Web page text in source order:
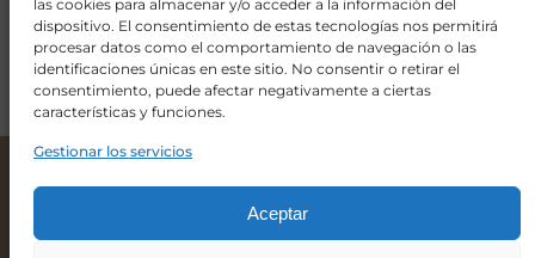
las cookies para almacenar y/o acceder a la información del
dispositivo. El consentimiento de estas tecnologías nos permitirá
procesar datos como el comportamiento de navegación o las
identificaciones únicas en este sitio. No consentir o retirar el
consentimiento, puede afectar negativamente a ciertas
características y funciones.
Gestionar los servicios
Aceptar
369,00€
Hogar
Viajar
info@donacoletas.com
+34 91 626 62 75
Accesorios para bebés en Las Rozas